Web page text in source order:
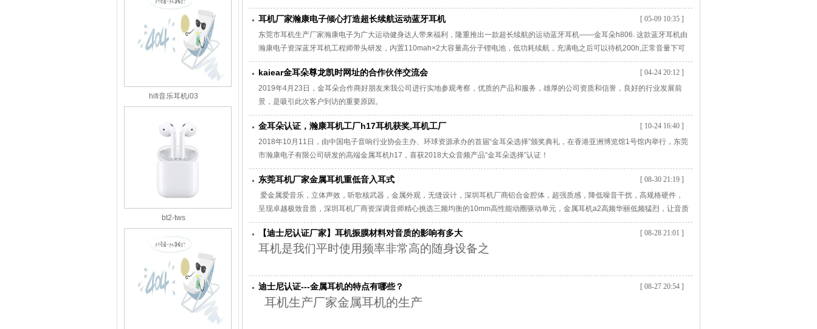
hifi音乐耳机i03
bt2-tws
充电。充电仓的内部提供充电的圆形金属触点，左右两边各有两个，还有区分左右的“l”和“r”指示，充电槽采用磁吸式设计，在收纳耳机
时左右对号入座，即可轻松放置。
[ 05-09 10:35 ]
耳机厂家瀚康电子倾心打造超长续航运动蓝牙耳机
东莞市耳机生产厂家瀚康电子为广大运动健身达人带来福利，隆重推出一款超长续航的运动蓝牙耳机——金耳朵h806. 这款蓝牙耳机由
瀚康电子资深蓝牙耳机工程师带头研发，内置110mah×2大容量高分子锂电池，低功耗续航，充满电之后可以待机200h,正常音量下可
以连续播放50h。颈戴线使用亲肤硅胶材质，轻盈无负担，出汗不粘皮肤。蓝牙耳机防水等级为ipx4级，可防运动汗水及溅水。腔体设
计磁吸自动吸附，颈戴线任意翻折都无痕迹，收纳方便，不绕线。采用蓝牙5.0技术，连接稳定，高速传输，能屏蔽95%环境杂音，让
每个音符都纯真清晰。
[ 04-24 20:12 ]
kaiear金耳朵尊龙凯时网址的合作伙伴交流会
2019年4月23日，金耳朵合作商好朋友来我公司进行实地参观考察，优质的产品和服务，雄厚的公司资质和信誉，良好的行业发展前
景，是吸引此次客户到访的重要原因。
[ 10-24 16:40 ]
金耳朵认证，瀚康耳机工厂h17耳机获奖,耳机工厂
2018年10月11日，由中国电子音响行业协会主办、环球资源承办的首届“金耳朵选择”颁奖典礼，在香港亚洲博览馆1号馆内举行，东莞
市瀚康电子有限公司研发的高端金属耳机h17，喜获2018大众音频产品“金耳朵选择”认证！
[ 08-30 21:19 ]
东莞耳机厂家金属耳机重低音入耳式
爱金属爱音乐，立体声效，听歌核武器，金属外观，无缝设计，深圳耳机厂商铝合金腔体，超强质感，降低噪音干扰，高规格硬件，
呈现卓越极致音质，深圳耳机厂商资深调音师精心挑选三频均衡的10mm高性能动圈驱动单元，金属耳机a2高频华丽低频猛烈，让音质
输出更浑圆，高清晰麦克风让通话更清晰。 深圳耳机厂商采用高保真高抛光插头，耐磨不影响音质，高品质24k镀金，左右声道的精
准比例，保证了三频的均衡完美。深圳耳机厂商入耳式人体工程续设计，舒适感极佳，隔绝环境噪音，佩戴的同时不轻
[ 08-28 21:01 ]
【迪士尼认证厂家】耳机振膜材料对音质的影响有多大
耳机是我们平时使用频率非常高的随身设备之
[ 08-27 20:54 ]
迪士尼认证---金属耳机的特点有哪些？
耳机生产厂家金属耳机的生产